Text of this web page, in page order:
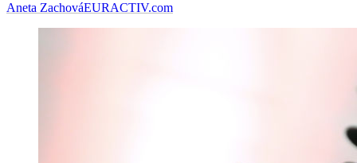
Aneta ZachováEURACTIV.com